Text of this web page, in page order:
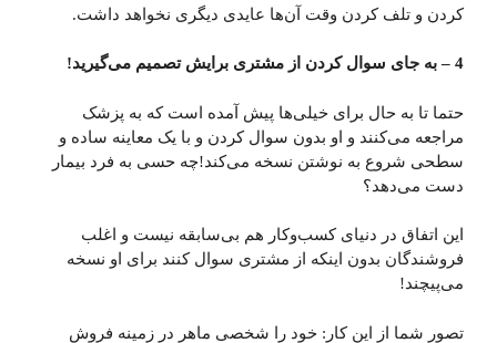
کردن و تلف کردن وقت آن‌ها عایدی دیگری نخواهد داشت.
4 – به جای سوال کردن از مشتری برایش تصمیم می‌گیرید!
حتما تا به حال برای خیلی‌ها پیش آمده است که به پزشک
مراجعه می‌کنند و او بدون سوال کردن و با یک معاینه ساده و
سطحی شروع به نوشتن نسخه می‌کند!چه حسی به فرد بیمار
دست می‌دهد؟
این اتفاق در دنیای کسب‌وکار هم بی‌سابقه نیست و اغلب
فروشندگان بدون اینکه از مشتری سوال کنند برای او نسخه
می‌پیچند!
تصور شما از این کار: خود را شخصی ماهر در زمینه فروش